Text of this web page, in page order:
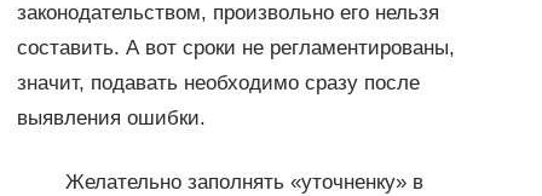
законодательством, произвольно его нельзя
составить. А вот сроки не регламентированы,
значит, подавать необходимо сразу после
выявления ошибки.
Желательно заполнять «уточненку» в